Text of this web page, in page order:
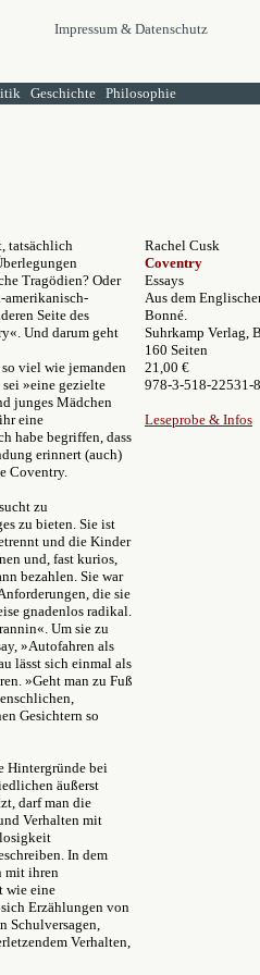
Impressum & Datenschutz
Geschichte Philosophie
tatsächlich
Tragödien? Oder
amerikanisch-
Seite des
Und darum geht
viel wie jemanden
»eine gezielte
junges Mädchen
eine
habe begriffen, dass
erinnert (auch)
Coventry.
zu
zu bieten. Sie ist
und die Kinder
und, fast kurios,
bezahlen. Sie war
die sie
gnadenlos radikal.
Um sie zu
»Autofahren als
lässt sich einmal als
»Geht man zu Fuß
Gesichtern so
Hintergründe bei
äußerst
darf man die
Verhalten mit
In dem
mit ihren
wie eine
Erzählungen von
Schulversagen,
Verhalten,
Rachel Cusk
Coventry
Essays
Aus dem
Bonné.
Suhrkamp Verlag,
160 Seiten
21,00 €
978-3-518-22531-8
Leseprobe & Infos